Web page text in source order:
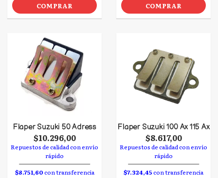
COMPRAR COMPRAR
Flaper Suzuki 50 Adress
$10.296,00
Repuestos de calidad con envío
rápido
$8.751,60con transferencia
Flaper Suzuki 100 Ax 115 Ax
$8.617,00
Repuestos de calidad con envío
rápido
$7.324,45con transferencia